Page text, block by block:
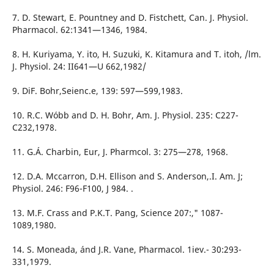
7. D. Stewart, E. Pountney and D. Fistchett, Can. J. Physiol.
Pharmacol. 62:1341—1346, 1984.
8. H. Kuriyama, Y. ito, H. Suzuki, K. Kitamura and T. itoh, /lm.
J. Physiol. 24: II641—U 662,1982/
9. DiF. Bohr,Seienc.e, 139: 597—599,1983.
10. R.C. Wóbb and D. H. Bohr, Am. J. Physiol. 235: C227-
C232,1978.
11. G.Á. Charbin, Eur, J. Pharmcol. 3: 275—278, 1968.
12. D.A. Mccarron, D.H. Ellison and S. Anderson,.I. Am. J;
Physiol. 246: F96-F100, J 984. .
13. M.F. Crass and P.K.T. Pang, Science 207:," 1087-
1089,1980.
14. S. Moneada, ánd J.R. Vane, Pharmacol. 1iev.- 30:293-
331,1979.